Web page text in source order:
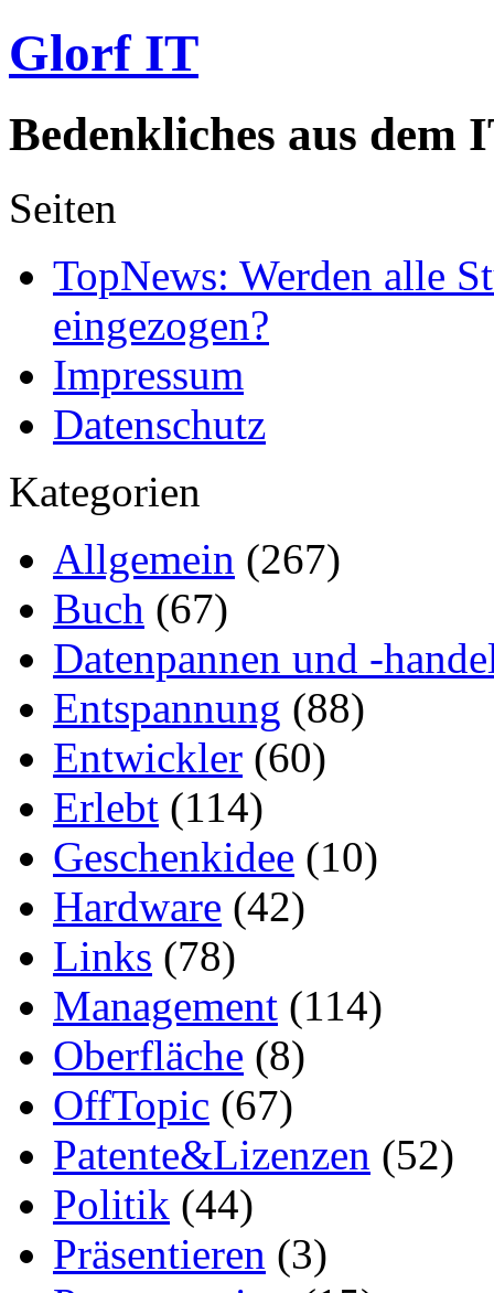
Glorf IT
Bedenkliches aus dem
Seiten
TopNews: Werden alle
eingezogen?
Impressum
Datenschutz
Kategorien
Allgemein (267)
Buch (67)
Datenpannen und -
Entspannung (88)
Entwickler (60)
Erlebt (114)
Geschenkidee (10)
Hardware (42)
Links (78)
Management (114)
Oberfläche (8)
OffTopic (67)
Patente&Lizenzen (52)
Politik (44)
Präsentieren (3)